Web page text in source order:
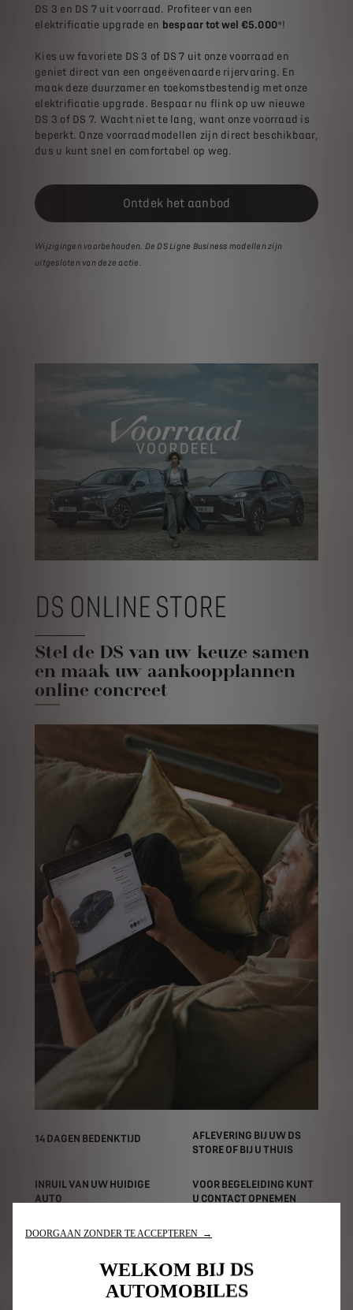
DS 3 en DS 7 uit voorraad. Profiteer van een
elektrificatie upgrade en bespaar tot wel €5.000*!
Kies uw favoriete DS 3 of DS 7 uit onze voorraad en
geniet direct van een ongeëvenaarde rijervaring. En
maak deze duurzamer en toekomstbestendig met onze
elektrificatie upgrade. Bespaar nu flink op uw nieuwe
DS 3 of DS 7. Wacht niet te lang, want onze voorraad is
beperkt. Onze voorraadmodellen zijn direct beschikbaar,
dus u kunt snel en comfortabel op weg.
Ontdek het aanbod
Wijzigingen voorbehouden. De DS Ligne Business modellen zijn
uitgesloten van deze actie.
DS ONLINE STORE
Stel de DS van uw keuze samen
en maak uw aankoopplannen
online concreet
14 DAGEN BEDENKTIJD
AFLEVERING BIJ UW DS
STORE OF BIJ U THUIS
INRUIL VAN UW HUIDIGE
AUTO
VOOR BEGELEIDING KUNT
U CONTACT OPNEMEN
0800 - 1955
Meer informatie
DOORGAAN ZONDER TE ACCEPTEREN →
WELKOM BIJ DS
AUTOMOBILES